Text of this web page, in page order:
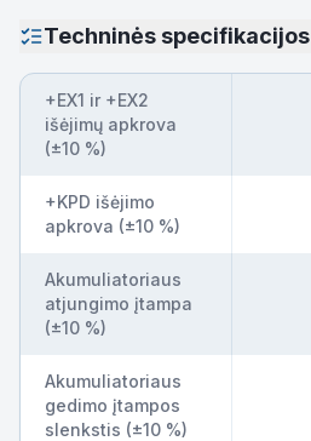
Techninės specifikacijos
+EX1 ir +EX2
išėjimų apkrova
(±10 %)
+KPD išėjimo
apkrova (±10 %)
Akumuliatoriaus
atjungimo įtampa
(±10 %)
Akumuliatoriaus
gedimo įtampos
slenkstis (±10 %)